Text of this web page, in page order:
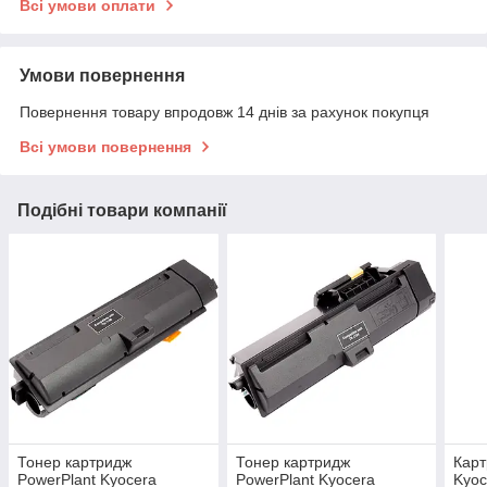
Всі умови оплати
Умови повернення
Повернення товару впродовж 14 днів за рахунок покупця
Всі умови повернення
Подібні товари компанії
Тонер картридж
PowerPlant Kyocera
Тонер картридж
PowerPlant Kyocera